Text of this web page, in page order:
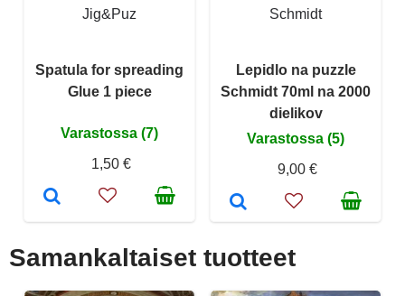
Jig&Puz
Spatula for spreading
Glue 1 piece
Varastossa (7)
1,50 €
Schmidt
Lepidlo na puzzle
Schmidt 70ml na 2000
dielikov
Varastossa (5)
9,00 €
Samankaltaiset tuotteet